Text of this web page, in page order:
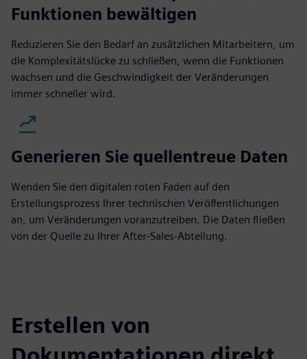
Funktionen bewältigen
Reduzieren Sie den Bedarf an zusätzlichen Mitarbeitern, um
die Komplexitätslücke zu schließen, wenn die Funktionen
wachsen und die Geschwindigkeit der Veränderungen
immer schneller wird.
Generieren Sie quellentreue Daten
Wenden Sie den digitalen roten Faden auf den
Erstellungsprozess Ihrer technischen Veröffentlichungen
an, um Veränderungen voranzutreiben. Die Daten fließen
von der Quelle zu Ihrer After-Sales-Abteilung.
Erstellen von